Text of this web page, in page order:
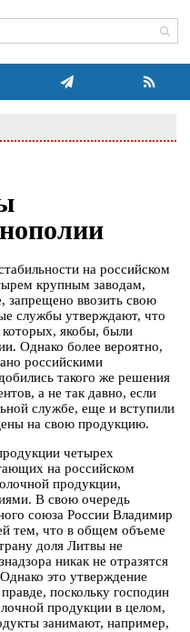
на российском
крупным заводам,
запрещено ввозить свою
службы утверждают, что
которых, якобы, были
Однако более вероятно,
российскими
такого же решения
а не так давно, если
службе, еще и вступили
на свою продукцию.
четырех
на российском
продукции,
В свою очередь
союза России Владимир
тем, что в общем объеме
доля Литвы не
никак не отразятся
это утверждение
поскольку господин
продукции в целом,
занимают, например,